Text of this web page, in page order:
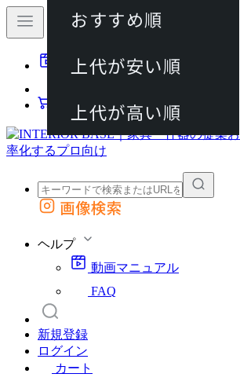
動画マニュアル
カート
外部サイトの商品をカートに追加
画像検索
ヘルプ
動画マニュアル
FAQ
新規登録
ログイン
カート
おすすめ順
上代が安い順
上代が高い順